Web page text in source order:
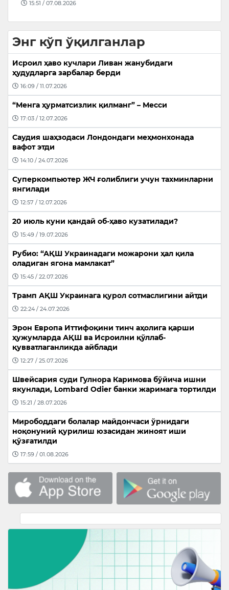
Энг кўп ўқилганлар
Исроил ҳаво кучлари Ливан жанубидаги
ҳудудларга зарбалар берди
16:09 / 11.07.2026
“Менга ҳурматсизлик қилманг” – Месси
17:03 / 12.07.2026
Саудия шаҳзодаси Лондондаги меҳмонхонада
вафот этди
14:10 / 24.07.2026
Суперкомпьютер ЖЧ ғолиблиги учун тахминларни
янгилади
12:57 / 12.07.2026
20 июль куни қандай об-ҳаво кузатилади?
15:49 / 19.07.2026
Рубио: “АҚШ Украинадаги можарони ҳал қила
оладиган ягона мамлакат”
15:45 / 22.07.2026
Трамп АҚШ Украинага қурол сотмаслигини айтди
22:24 / 24.07.2026
Эрон Европа Иттифоқини тинч аҳолига қарши
ҳужумларда АҚШ ва Исроилни қўллаб-
қувватлаганликда айблади
12:27 / 25.07.2026
Швейсария суди Гулнора Каримова бўйича ишни
якунлади, Lombard Odier банки жаримага тортилди
15:21 / 28.07.2026
Мирободдаги болалар майдончаси ўрнидаги
ноқонуний қурилиш юзасидан жиноят иши
қўзғатилди
17:59 / 01.08.2026